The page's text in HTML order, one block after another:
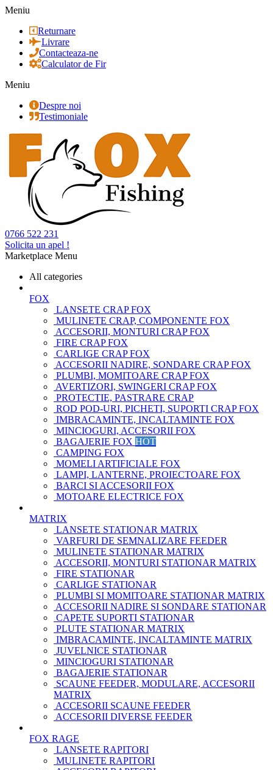
Meniu
Returnare
Livrare
Contacteaza-ne
Calculator de Fir
Meniu
Despre noi
Testimoniale
0766 522 231
Solicita un apel !
Marketplace Menu
All categories
FOX
LANSETE CRAP FOX
MULINETE CRAP, COMPONENTE FOX
ACCESORII, MONTURI CRAP FOX
FIRE CRAP FOX
CARLIGE CRAP FOX
ACCESORII NADIRE, SONDARE CRAP FOX
PLUMBI, MOMITOARE CRAP FOX
AVERTIZORI, SWINGERI CRAP FOX
PROTECTIE, PASTRARE CRAP
ROD POD-URI, PICHETI, SUPORTI CRAP FOX
IMBRACAMINTE, INCALTAMINTE FOX
MINCIOGURI, ACCESORII FOX
BAGAJERIE FOX HOT
CAMPING FOX
MOMELI ARTIFICIALE FOX
LAMPI, LANTERNE, PROIECTOARE FOX
BARCI SI ACCESORII FOX
MOTOARE ELECTRICE FOX
MATRIX
LANSETE STATIONAR MATRIX
VARFURI DE SEMNALIZARE FEEDER
MULINETE STATIONAR MATRIX
ACCESORII, MONTURI STATIONAR MATRIX
FIRE STATIONAR
CARLIGE STATIONAR
PLUMBI SI MOMITOARE STATIONAR MATRIX
ACCESORII NADIRE SI SONDARE STATIONAR
CAPETE SUPORTI STATIONAR
PLUTE STATIONAR MATRIX
IMBRACAMINTE, INCALTAMINTE MATRIX
JUVELNICE STATIONAR
MINCIOGURI STATIONAR
BAGAJERIE STATIONAR
SCAUNE FEEDER, MODULARE, ACCESORII
MATRIX
ACCESORII SCAUNE FEEDER
ACCESORII DIVERSE FEEDER
FOX RAGE
LANSETE RAPITORI
MULINETE RAPITORI